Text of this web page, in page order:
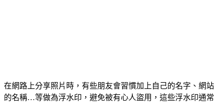
在網路上分享照片時，有些朋友會習慣加上自己的名字、網站
的名稱…等做為浮水印，避免被有心人盜用，這些浮水印通常